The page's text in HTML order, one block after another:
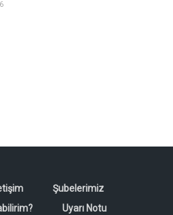
Şubelerimiz
Uyarı Notu